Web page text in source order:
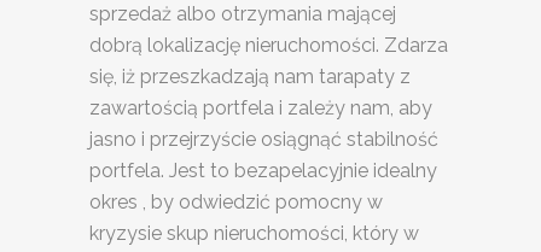
sprzedaż albo otrzymania mającej
dobrą lokalizację nieruchomości. Zdarza
się, iż przeszkadzają nam tarapaty z
zawartością portfela i zależy nam, aby
jasno i przejrzyście osiągnąć stabilność
portfela. Jest to bezapelacyjnie idealny
okres , by odwiedzić pomocny w
kryzysie skup nieruchomości, który w